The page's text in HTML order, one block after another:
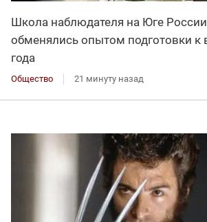
Школа наблюдателя на Юге
обменялись опытом подготовки
года
Общество 21 минуту назад